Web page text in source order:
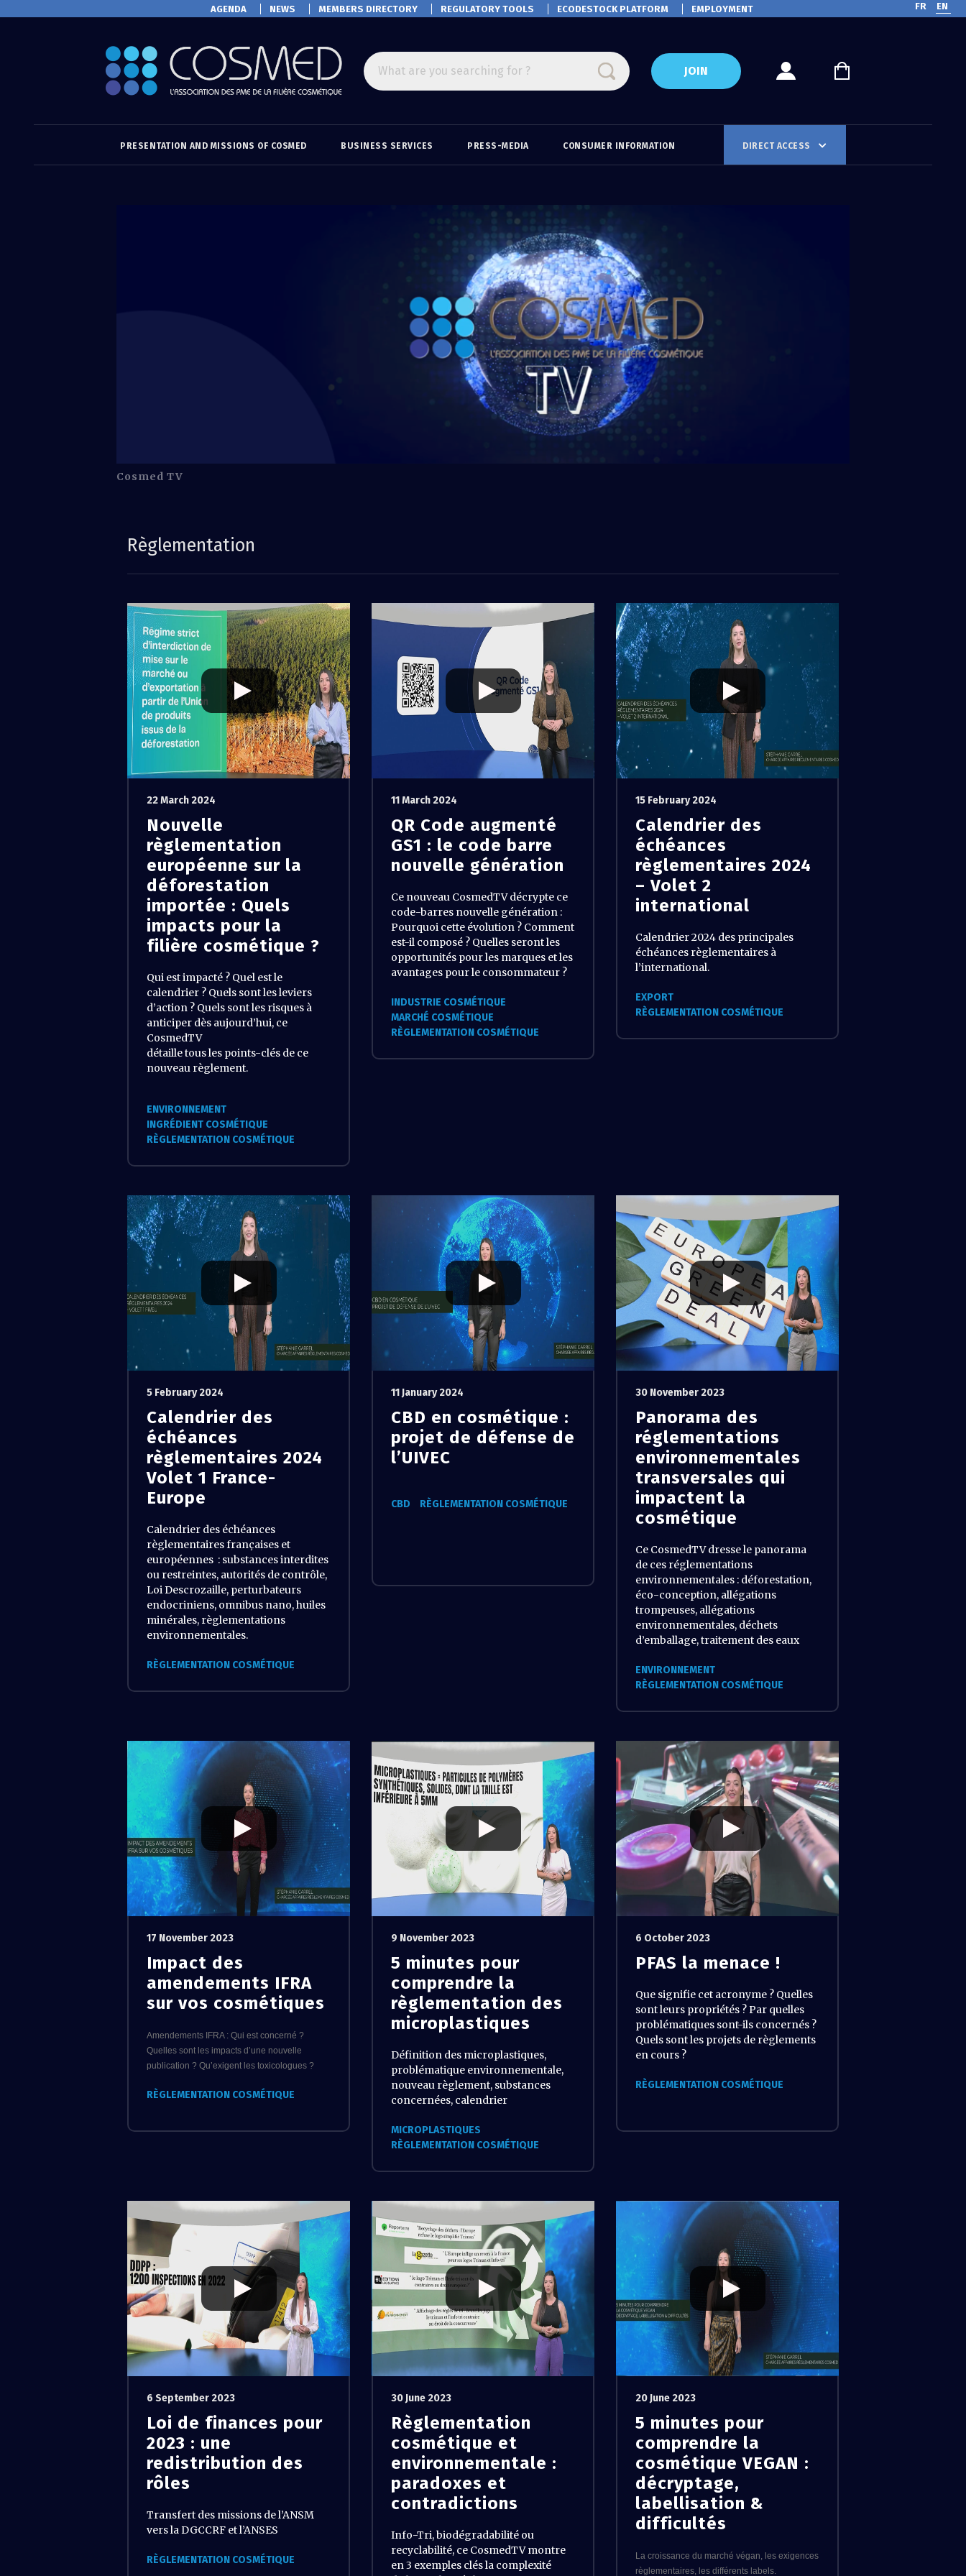
AGENDA NEWS MEMBERS DIRECTORY REGULATORY TOOLS ECODESTOCK PLATFORM EMPLOYMENT FR EN
What are you searching for ? JOIN
PRESENTATION AND MISSIONS OF COSMED BUSINESS SERVICES PRESS-MEDIA CONSUMER INFORMATION DIRECT ACCESS
Cosmed TV
Règlementation
22 March 2024
Nouvelle
règlementation
européenne sur la
déforestation
importée : Quels
impacts pour la
filière cosmétique ?
Qui est impacté ? Quel est le
calendrier ? Quels sont les leviers
d’action ? Quels sont les risques à
anticiper dès aujourd’hui, ce
CosmedTV
détaille tous les points-clés de ce
nouveau règlement.
ENVIRONNEMENT
INGRÉDIENT COSMÉTIQUE
RÈGLEMENTATION COSMÉTIQUE
11 March 2024
QR Code augmenté
GS1 : le code barre
nouvelle génération
Ce nouveau CosmedTV décrypte ce
code-barres nouvelle génération :
Pourquoi cette évolution ? Comment
est-il composé ? Quelles seront les
opportunités pour les marques et les
avantages pour le consommateur ?
INDUSTRIE COSMÉTIQUE
MARCHÉ COSMÉTIQUE
RÈGLEMENTATION COSMÉTIQUE
15 February 2024
Calendrier des
échéances
règlementaires 2024
– Volet 2
international
Calendrier 2024 des principales
échéances règlementaires à
l’international.
EXPORT
RÈGLEMENTATION COSMÉTIQUE
5 February 2024
Calendrier des
échéances
règlementaires 2024
Volet 1 France-
Europe
Calendrier des échéances
règlementaires françaises et
européennes : substances interdites
ou restreintes, autorités de contrôle,
Loi Descrozaille, perturbateurs
endocriniens, omnibus nano, huiles
minérales, règlementations
environnementales.
RÈGLEMENTATION COSMÉTIQUE
11 January 2024
CBD en cosmétique :
projet de défense de
l’UIVEC
CBD RÈGLEMENTATION COSMÉTIQUE
30 November 2023
Panorama des
réglementations
environnementales
transversales qui
impactent la
cosmétique
Ce CosmedTV dresse le panorama
de ces réglementations
environnementales : déforestation,
éco-conception, allégations
trompeuses, allégations
environnementales, déchets
d’emballage, traitement des eaux
ENVIRONNEMENT
RÈGLEMENTATION COSMÉTIQUE
17 November 2023
Impact des
amendements IFRA
sur vos cosmétiques
Amendements IFRA : Qui est concerné ?
Quelles sont les impacts d’une nouvelle
publication ? Qu’exigent les toxicologues ?
RÈGLEMENTATION COSMÉTIQUE
9 November 2023
5 minutes pour
comprendre la
règlementation des
microplastiques
Définition des microplastiques,
problématique environnementale,
nouveau règlement, substances
concernées, calendrier
MICROPLASTIQUES
RÈGLEMENTATION COSMÉTIQUE
6 October 2023
PFAS la menace !
Que signifie cet acronyme ? Quelles
sont leurs propriétés ? Par quelles
problématiques sont-ils concernés ?
Quels sont les projets de règlements
en cours ?
RÈGLEMENTATION COSMÉTIQUE
6 September 2023
Loi de finances pour
2023 : une
redistribution des
rôles
Transfert des missions de l’ANSM
vers la DGCCRF et l’ANSES
RÈGLEMENTATION COSMÉTIQUE
30 June 2023
Règlementation
cosmétique et
environnementale :
paradoxes et
contradictions
Info-Tri, biodégradabilité ou
recyclabilité, ce CosmedTV montre
en 3 exemples clés la complexité
20 June 2023
5 minutes pour
comprendre la
cosmétique VEGAN :
décryptage,
labellisation &
difficultés
La croissance du marché végan, les exigences
règlementaires, les différents labels.